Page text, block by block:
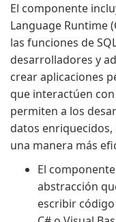
El componente
Language Runtime
las funciones de
desarrolladores y
crear aplicaciones
que interactúen con
permiten a los
datos
una manera más
El
abstracción
escribir